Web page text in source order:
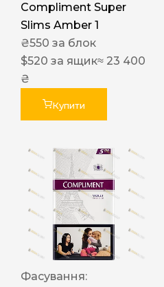
Compliment Super
Slims Amber 1
₴550 за блок
$520 за ящик≈ 23 400
₴
Купити
Фасування: